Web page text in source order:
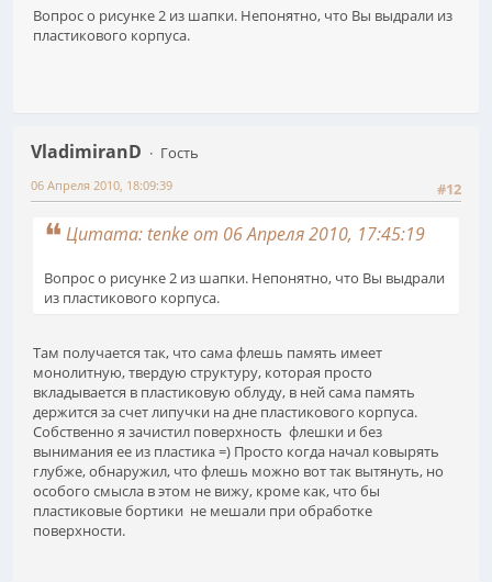
Вопрос о рисунке 2 из шапки. Непонятно, что Вы выдрали из
пластикового корпуса.
VladimiranD
Гость
#12
06 Апреля 2010, 18:09:39
Цитата: tenke от 06 Апреля 2010, 17:45:19
Вопрос о рисунке 2 из шапки. Непонятно, что Вы выдрали
из пластикового корпуса.
Там получается так, что сама флешь память имеет
монолитную, твердую структуру, которая просто
вкладывается в пластиковую облуду, в ней сама память
держится за счет липучки на дне пластикового корпуса.
Собственно я зачистил поверхность флешки и без
вынимания ее из пластика =) Просто когда начал ковырять
глубже, обнаружил, что флешь можно вот так вытянуть, но
особого смысла в этом не вижу, кроме как, что бы
пластиковые бортики не мешали при обработке
поверхности.